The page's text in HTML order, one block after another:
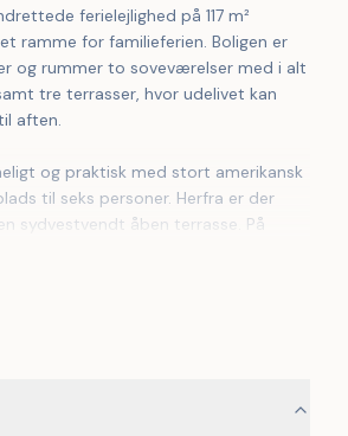
ferielejlighed på 117 m²
ramme for familieferien. Boligen er
og rummer to soveværelser med i alt
tre terrasser, hvor udelivet kan
aften.
til seks personer. Herfra er der
sydvestvendt åben terrasse. På
til en overdækket terrasse,
for at finde sol eller skygge, og der